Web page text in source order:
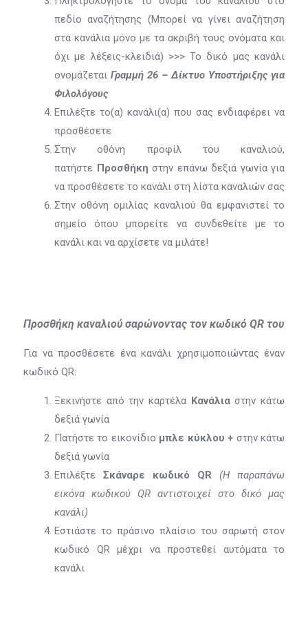
πεδίο αναζήτησης (Μπορεί να γίνει αναζήτηση
στα κανάλια μόνο με τα ακριβή τους ονόματα και
όχι με λέξεις-κλειδιά) >>> Το δικό μας κανάλι
ονομάζεται Γραμμή 26 – Δίκτυο Υποστήριξης για
Φιλολόγους
Επιλέξτε το(α) κανάλι(α) που σας ενδιαφέρει να
προσθέσετε
Στην οθόνη προφίλ του καναλιού,
πατήστε Προσθήκη στην επάνω δεξιά γωνία για
να προσθέσετε το κανάλι στη λίστα καναλιών σας
Στην οθόνη ομιλίας καναλιού θα εμφανιστεί το
σημείο όπου μπορείτε να συνδεθείτε με το
κανάλι και να αρχίσετε να μιλάτε!
Προσθήκη καναλιού σαρώνοντας τον κωδικό QR του
Για να προσθέσετε ένα κανάλι χρησιμοποιώντας έναν
κωδικό QR:
Ξεκινήστε από την καρτέλα Κανάλιαστην κάτω
δεξιά γωνία
Πατήστε το εικονίδιο μπλε κύκλου + στην κάτω
δεξιά γωνία
Επιλέξτε Σκάναρε κωδικό QR (Η παραπάνω
εικόνα κωδικού QR αντιστοιχεί στο δικό μας
κανάλι)
Εστιάστε το πράσινο πλαίσιο του σαρωτή στον
κωδικό QR μέχρι να προστεθεί αυτόματα το
κανάλι